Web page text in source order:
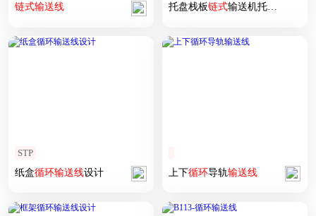
链式输送线 托盘栈板链式输送机托盘
STP
纸盒循环输送线设计 上下循环导轨输送线